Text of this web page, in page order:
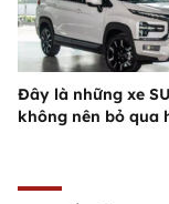
Đây là những xe
không nên bỏ qua